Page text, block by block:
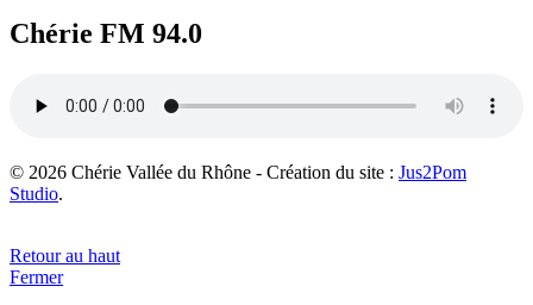
Chérie FM 94.0
© 2026 Chérie Vallée du Rhône - Création du site : Jus2Pom
Studio.
Retour au haut
Fermer